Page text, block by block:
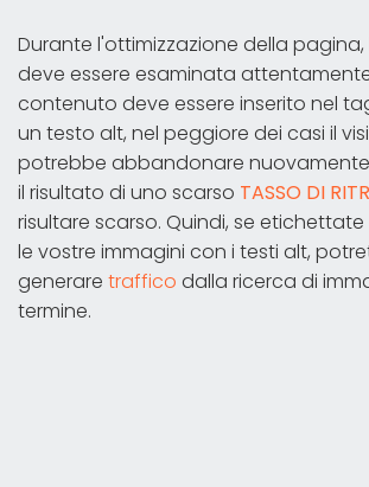
Durante l'ottimizzazione della
deve essere esaminata
contenuto deve essere inserito nel
un testo alt, nel peggiore dei casi il
potrebbe abbandonare
il risultato di uno scarso TASSO DI
risultare scarso. Quindi, se
le vostre immagini con i testi alt,
generare traffico dalla ricerca di
termine.